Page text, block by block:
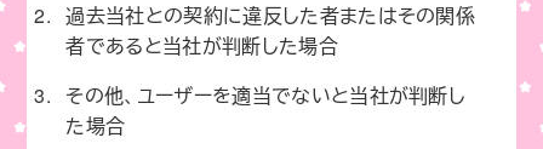
過去当社との契約に違反した者またはその関係
者であると当社が判断した場合
その他、ユーザーを適当でないと当社が判断し
た場合